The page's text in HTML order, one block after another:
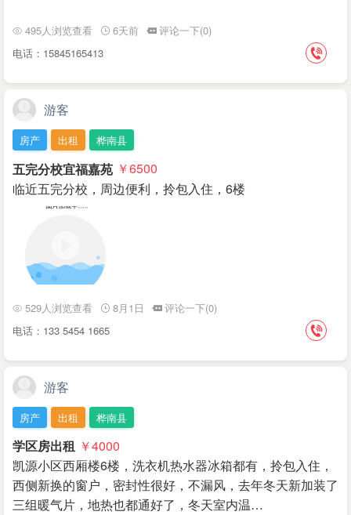
495人浏览查看 6天前
评论一下(0)
电话：15845165413
游客
房产 出租 桦南县
五完分校宜福嘉苑 ￥6500
临近五完分校，周边便利，拎包入住，6楼
529人浏览查看 8月1日
评论一下(0)
电话：133 5454 1665
游客
房产 出租 桦南县
学区房出租 ￥4000
凯源小区西厢楼6楼，洗衣机热水器冰箱都有，拎包入住，
西侧新换的窗户，密封性很好，不漏风，去年冬天新加装了
三组暖气片，地热也都通好了，冬天室内温…